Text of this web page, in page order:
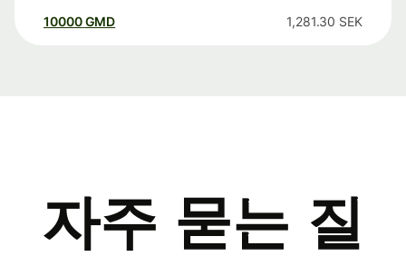
10000 GMD 1,281.30 SEK
자주 묻는 질